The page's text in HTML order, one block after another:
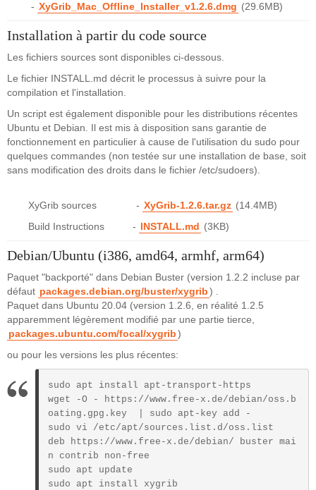
- XyGrib_Mac_Offline_Installer_v1.2.6.dmg (29.6MB)
Installation à partir du code source
Les fichiers sources sont disponibles ci-dessous.
Le fichier INSTALL.md décrit le processus à suivre pour la
compilation et l'installation.
Un script est également disponible pour les distributions récentes
Ubuntu et Debian. Il est mis à disposition sans garantie de
fonctionnement en particulier à cause de l'utilisation du sudo pour
quelques commandes (non testée sur une installation de base, soit
sans modification des droits dans le fichier /etc/sudoers).
XyGrib sources - XyGrib-1.2.6.tar.gz (14.4MB)
Build Instructions - INSTALL.md (3KB)
Debian/Ubuntu (i386, amd64, armhf, arm64)
Paquet "backporté" dans Debian Buster (version 1.2.2 incluse par
défaut packages.debian.org/buster/xygrib) .
Paquet dans Ubuntu 20.04 (version 1.2.6, en réalité 1.2.5
apparemment légèrement modifié par une partie tierce,
packages.ubuntu.com/focal/xygrib)
ou pour les versions les plus récentes:
sudo apt install apt-transport-https
wget -O - https://www.free-x.de/debian/oss.b
oating.gpg.key  | sudo apt-key add -
sudo vi /etc/apt/sources.list.d/oss.list
deb https://www.free-x.de/debian/ buster mai
n contrib non-free
sudo apt update
sudo apt install xygrib